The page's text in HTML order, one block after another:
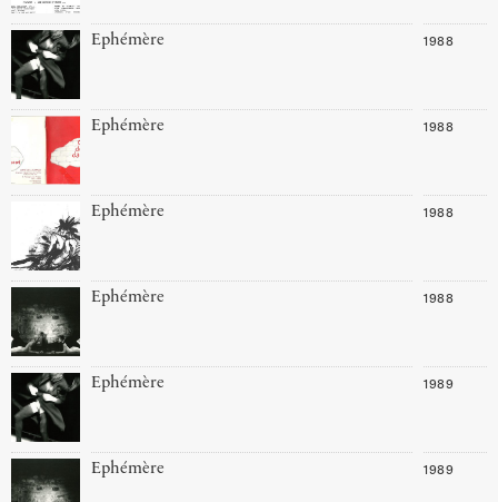
Ephémère 1988
Ephémère 1988
Ephémère 1988
Ephémère 1988
Ephémère 1989
Ephémère 1989